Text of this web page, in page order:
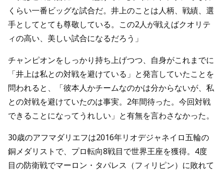
くらい一番ビッグな試合だ。井上のことは人柄、戦績、選
手としてとても尊敬している。この2人が戦えばクオリテ
ィの高い、美しい試合になるだろう」
チャンピオンをしっかり持ち上げつつ、自身がこれまでに
「井上は私との対戦を避けている」と発言していたことを
問われると、「彼本人かチームなのかは分からないが、私
との対戦を避けていたのは事実。2年間待った。今回対戦
できることになってうれしい」と有無を言わさなかった。
30歳のアフマダリエフは2016年リオデジャネイロ五輪の
銅メダリストで、プロ転向8戦目で世界王座を獲得。4度
目の防衛戦でマーロン・タパレス（フィリピン）に敗れて